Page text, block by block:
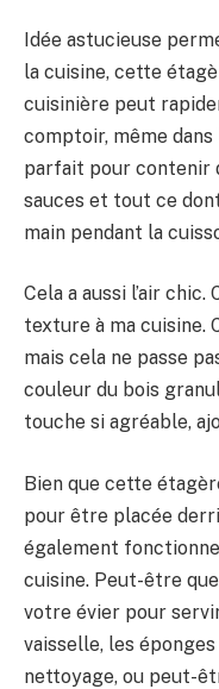
Idée astucieuse
la cuisine, cette
cuisinière peut
comptoir, même
parfait pour contenir
sauces et tout ce
main pendant la
Cela a aussi l’air
texture à ma cuisine.
mais cela ne passe
couleur du bois
touche si agréable,
Bien que cette
pour être placée
également
cuisine. Peut-être
votre évier pour
vaisselle, les
nettoyage, ou peut-